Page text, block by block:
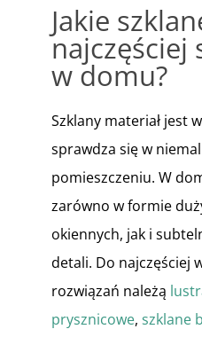
Jakie
najczęściej
w domu?
Szklany materiał jest
sprawdza się w
pomieszczeniu. W
zarówno w formie
okiennych, jak i
detali. Do najczęściej
rozwiązań należą
prysznicowe, szklane